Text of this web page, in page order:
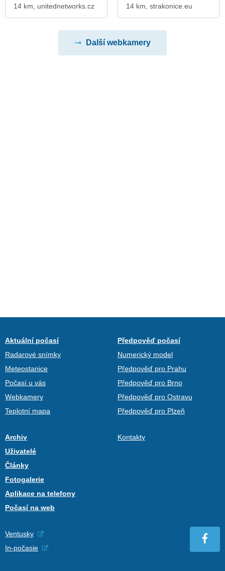
14 km, unitednetworks.cz
14 km, strakonice.eu
Další webkamery
Aktuální počasí
Radarové snímky
Meteostanice
Počasí u vás
Webkamery
Teplotní mapa
Předpověď počasí
Numerický model
Předpověď pro Prahu
Předpověď pro Brno
Předpověď pro Ostravu
Předpověď pro Plzeň
Archiv
Uživatelé
Články
Fotogalerie
Aplikace na telefony
Počasí na web
Kontakty
Ventusky
In-počasie